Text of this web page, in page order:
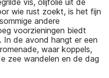
vis, olijfolie uit de
wie rust zoekt, is het fijn
andere
voorzieningen biedt
de avond hangt er een
waar koppels,
zee wandelen en de dag